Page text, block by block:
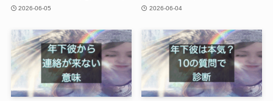
2026-06-05 2026-06-04